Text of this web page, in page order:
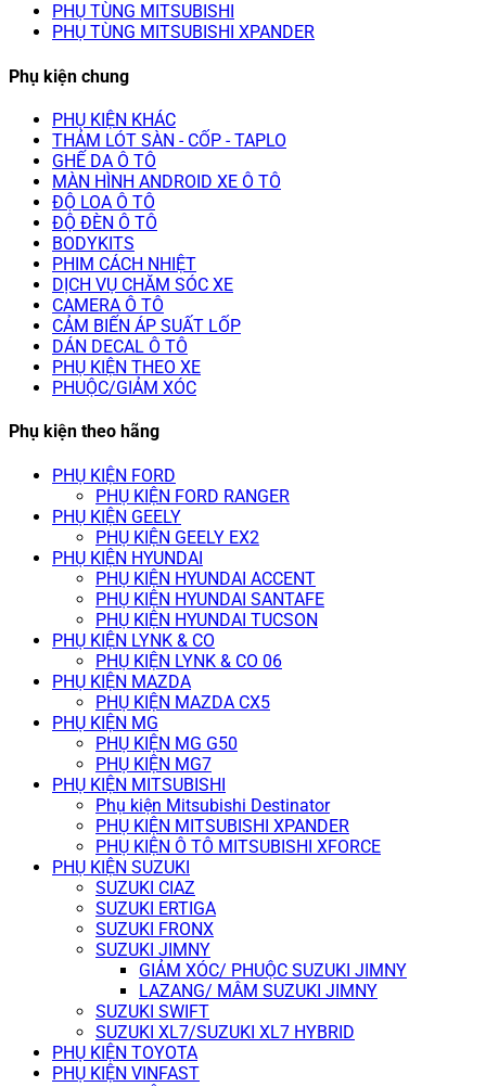
PHỤ TÙNG MITSUBISHI
PHỤ TÙNG MITSUBISHI XPANDER
Phụ kiện chung
PHỤ KIỆN KHÁC
THẢM LÓT SÀN - CỐP - TAPLO
GHẾ DA Ô TÔ
MÀN HÌNH ANDROID XE Ô TÔ
ĐỘ LOA Ô TÔ
ĐỘ ĐÈN Ô TÔ
BODYKITS
PHIM CÁCH NHIỆT
DỊCH VỤ CHĂM SÓC XE
CAMERA Ô TÔ
CẢM BIẾN ÁP SUẤT LỐP
DÁN DECAL Ô TÔ
PHỤ KIỆN THEO XE
PHUỘC/GIẢM XÓC
Phụ kiện theo hãng
PHỤ KIỆN FORD
PHỤ KIỆN FORD RANGER
PHỤ KIỆN GEELY
PHỤ KIỆN GEELY EX2
PHỤ KIỆN HYUNDAI
PHỤ KIỆN HYUNDAI ACCENT
PHỤ KIỆN HYUNDAI SANTAFE
PHỤ KIỆN HYUNDAI TUCSON
PHỤ KIỆN LYNK & CO
PHỤ KIỆN LYNK & CO 06
PHỤ KIỆN MAZDA
PHỤ KIỆN MAZDA CX5
PHỤ KIỆN MG
PHỤ KIỆN MG G50
PHỤ KIỆN MG7
PHỤ KIỆN MITSUBISHI
Phụ kiện Mitsubishi Destinator
PHỤ KIỆN MITSUBISHI XPANDER
PHỤ KIỆN Ô TÔ MITSUBISHI XFORCE
PHỤ KIỆN SUZUKI
SUZUKI CIAZ
SUZUKI ERTIGA
SUZUKI FRONX
SUZUKI JIMNY
GIẢM XÓC/ PHUỘC SUZUKI JIMNY
LAZANG/ MÂM SUZUKI JIMNY
SUZUKI SWIFT
SUZUKI XL7/SUZUKI XL7 HYBRID
PHỤ KIỆN TOYOTA
PHỤ KIỆN VINFAST